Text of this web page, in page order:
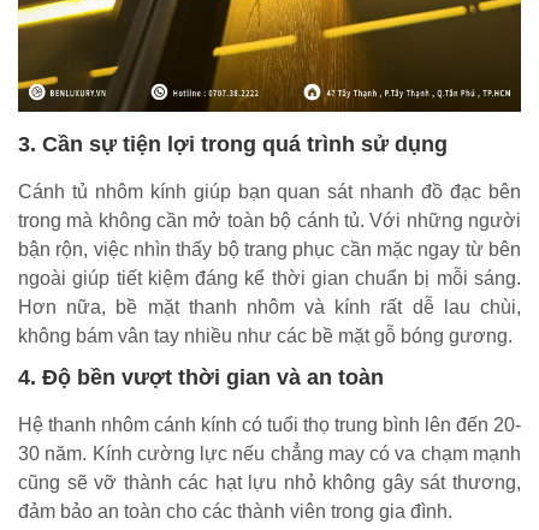
3. Cần sự tiện lợi trong quá trình sử dụng
Cánh tủ nhôm kính giúp bạn quan sát nhanh đồ đạc bên
trong mà không cần mở toàn bộ cánh tủ. Với những người
bận rộn, việc nhìn thấy bộ trang phục cần mặc ngay từ bên
ngoài giúp tiết kiệm đáng kể thời gian chuẩn bị mỗi sáng.
Hơn nữa, bề mặt thanh nhôm và kính rất dễ lau chùi,
không bám vân tay nhiều như các bề mặt gỗ bóng gương.
4. Độ bền vượt thời gian và an toàn
Hệ thanh nhôm cánh kính có tuổi thọ trung bình lên đến 20-
30 năm. Kính cường lực nếu chẳng may có va chạm mạnh
cũng sẽ vỡ thành các hạt lựu nhỏ không gây sát thương,
đảm bảo an toàn cho các thành viên trong gia đình.